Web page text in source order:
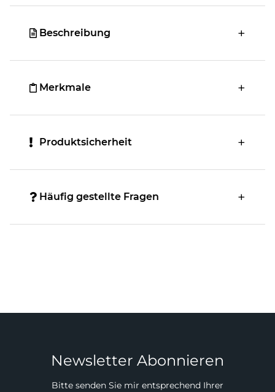
Beschreibung
Merkmale
Produktsicherheit
Häufig gestellte Fragen
Newsletter Abonnieren
Bitte senden Sie mir entsprechend Ihrer